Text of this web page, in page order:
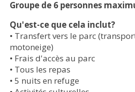
Groupe de 6 personnes
Qu'est-ce que cela inclut?
•​ Transfert​ vers le parc
motoneige)
•​ Frais d'accès au parc
•​ Tous les repas
•​ 5 nuits en refuge ​